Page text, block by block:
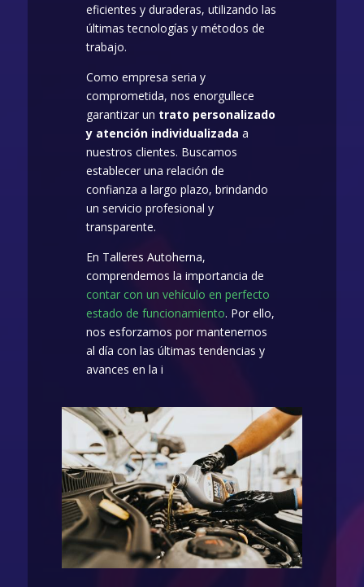
eficientes y duraderas, utilizando las
últimas tecnologías y métodos de
trabajo.
Como empresa seria y
comprometida, nos enorgullece
garantizar un trato personalizado
y atención individualizada a
nuestros clientes. Buscamos
establecer una relación de
confianza a largo plazo, brindando
un servicio profesional y
transparente.
En Talleres Autoherna,
comprendemos la importancia de
contar con un vehículo en perfecto
estado de funcionamiento. Por ello,
nos esforzamos por mantenernos
al día con las últimas tendencias y
avances en la i